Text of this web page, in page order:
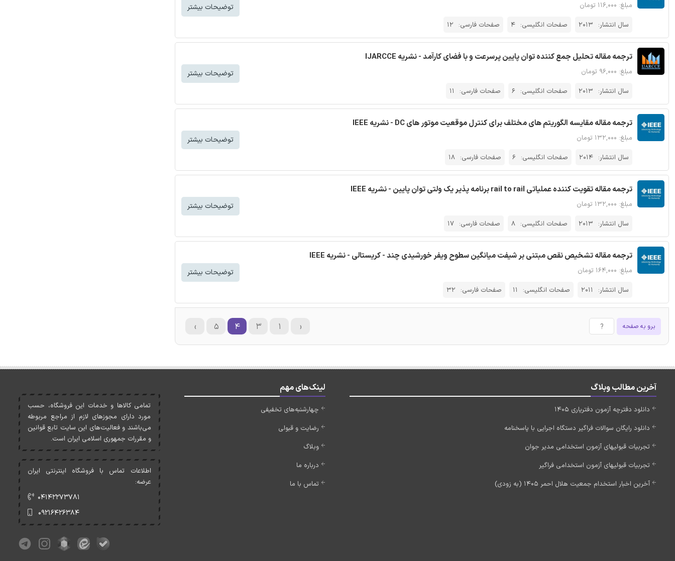
مبلغ: ۱۱۶,۰۰۰ تومان
سال انتشار: 2013 صفحات انگلیسی: 4 صفحات فارسی: 12
توضیحات بیشتر
ترجمه مقاله تحلیل جمع کننده توان پایین پرسرعت و با فضای کارآمد - نشریه IJARCCE
مبلغ: ۹۶,۰۰۰ تومان
سال انتشار: 2013 صفحات انگلیسی: 6 صفحات فارسی: 11
توضیحات بیشتر
ترجمه مقاله مقایسه الگوریتم های مختلف برای کنترل موقعیت موتور های DC - نشریه IEEE
مبلغ: ۱۳۲,۰۰۰ تومان
سال انتشار: 2014 صفحات انگلیسی: 6 صفحات فارسی: 18
توضیحات بیشتر
ترجمه مقاله تقویت کننده عملیاتی rail to rail برنامه پذیر یک ولتی توان پایین - نشریه IEEE
مبلغ: ۱۳۲,۰۰۰ تومان
سال انتشار: 2013 صفحات انگلیسی: 8 صفحات فارسی: 17
توضیحات بیشتر
ترجمه مقاله تشخیص نقص مبتنی بر شیفت میانگین سطوح ویفر خورشیدی چند - کریستالی - نشریه IEEE
مبلغ: ۱۶۴,۰۰۰ تومان
سال انتشار:
2011 صفحات انگلیسی: 11 صفحات فارسی: 32
توضیحات بیشتر
برو به صفحه ‹ ۱ ۳ ۴ ۵ ›
آخرین مطالب وبلاگ
دانلود دفترچه آزمون دفتریاری 1405
دانلود رایگان سوالات فراگیر دستگاه اجرایی با پاسخنامه
تجربیات قبولیهای آزمون استخدامی مدیر جوان
تجربیات قبولیهای آزمون استخدامی فراگیر
آخرین اخبار استخدام جمعیت هلال احمر 1405 (به زودی)
لینک‌های مهم
چهارشنبه‌های تخفیفی
رضایت و قبولی
وبلاگ
درباره ما
تماس با ما
تمامی کالاها و خدمات اين فروشگاه، حسب
مورد دارای مجوزهای لازم از مراجع مربوطه
می‌باشند و فعاليت‌های اين سايت تابع قوانين
و مقررات جمهوری اسلامی ايران است.
اطلاعات تماس با فروشگاه اینترنتی ایران
عرضه:
۰۴۱۴۲۲۷۳۷۸۱
۰۹۲۱۶۴۲۶۳۸۴